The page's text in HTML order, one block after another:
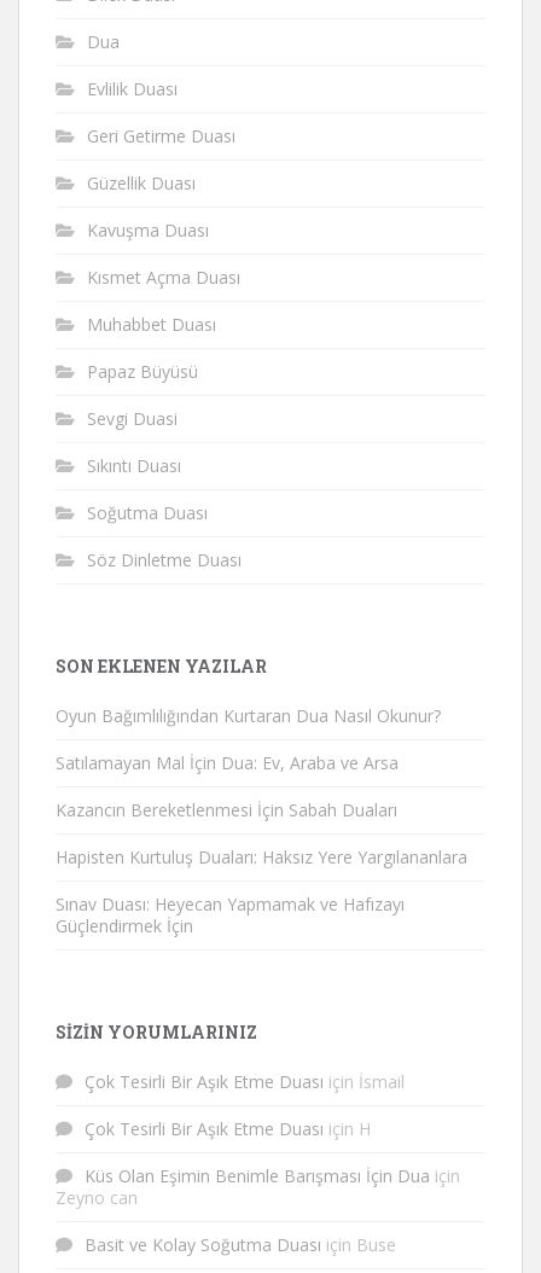
Dua
Evlilik Duası
Geri Getirme Duası
Güzellik Duası
Kavuşma Duası
Kısmet Açma Duası
Muhabbet Duası
Papaz Büyüsü
Sevgi Duasi
Sıkıntı Duası
Soğutma Duası
Söz Dinletme Duası
SON EKLENEN YAZILAR
Oyun Bağımlılığından Kurtaran Dua Nasıl Okunur?
Satılamayan Mal İçin Dua: Ev, Araba ve Arsa
Kazancın Bereketlenmesi İçin Sabah Duaları
Hapisten Kurtuluş Duaları: Haksız Yere Yargılananlara
Sınav Duası: Heyecan Yapmamak ve Hafızayı
Güçlendirmek İçin
SIZIN YORUMLARINIZ
Çok Tesirli Bir Aşık Etme Duası için İsmail
Çok Tesirli Bir Aşık Etme Duası için H
Küs Olan Eşimin Benimle Barışması İçin Dua için
Zeyno can
Basit ve Kolay Soğutma Duası için Buse